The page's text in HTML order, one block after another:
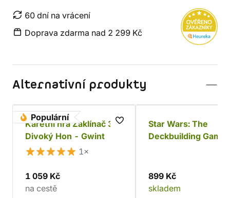
60 dní na vrácení
Doprava zdarma nad 2 299 Kč
Alternativní produkty
Populární
Karetní hra Zaklínač 3:
Divoký Hon - Gwint
1×
1 059 Kč
na cestě
Star Wars: The
Deckbuilding Game
899 Kč
skladem